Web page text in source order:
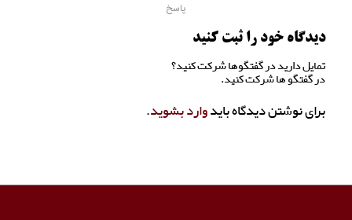
پاسخ
دیدگاه خود را ثبت کنید
تمایل دارید در گفتگوها شرکت کنید؟
در گفتگو ها شرکت کنید.
برای نوشتن دیدگاه بایدوارد بشوید.